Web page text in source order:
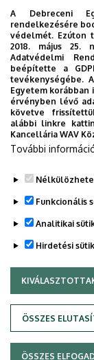
Cím
4032
Épület, emelet,
Weboldalak
Website
Dolgozói
Tudóstér
Leírás
A Debreceni
rendelkezésére
védelmét. Ezúton
2018. május 25.
Adatvédelmi
beépítette a
tevékenységébe.
Egyetem
érvényben lévő
követve
alábbi linkre
Kancellária WAV
További
Funkcionális
Analitikai
Hirdetési sütik
ÖSSZES
WITHDRAW
ÖSSZES